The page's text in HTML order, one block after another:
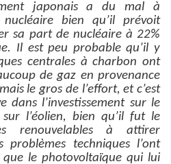
japonais a du mal à
bien qu’il prévoit
sa part de nucléaire à 22%
Il est peu probable qu’il y
centrales à charbon ont
de gaz en provenance
le gros de l’effort, et c’est
dans l’investissement sur le
l’éolien, bien qu’il fut le
renouvelables à attirer
problèmes techniques l’ont
le photovoltaïque qui lui